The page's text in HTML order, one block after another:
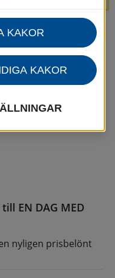
Kultur
- Kultur
EN DAG MED
nyligen prisbelönt
KAKOR
KAKOR